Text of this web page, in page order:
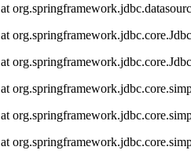
at
at
at
at
at
at